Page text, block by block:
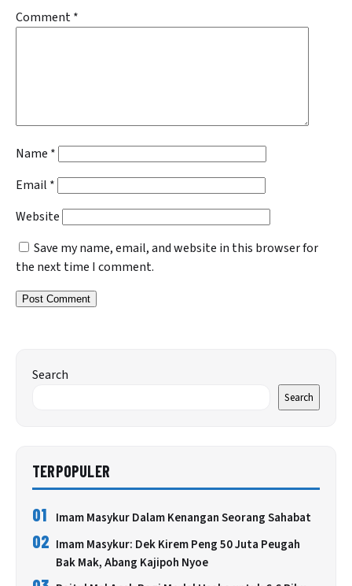
Comment*
Name *
Email *
Website
Save my name, email, and website in this browser for
the next time I comment.
Search
Search
TERPOPULER
01 Imam Masykur Dalam Kenangan Seorang Sahabat
02 Imam Masykur: Dek Kirem Peng 50 Juta Peugah
Bak Mak, Abang Kajipoh Nyoe